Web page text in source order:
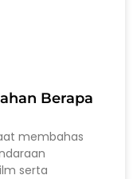
Berapa
membahas
serta